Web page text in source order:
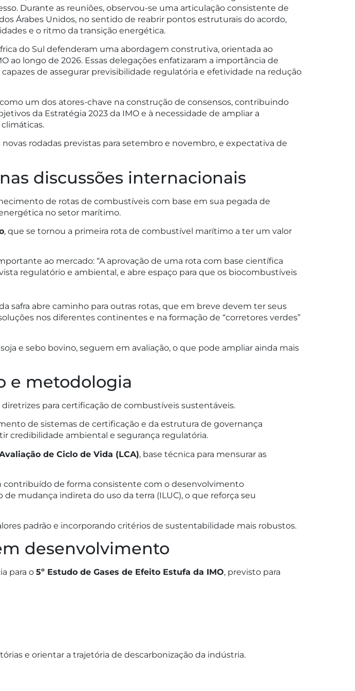
Durante as reuniões, observou-se uma articulação consistente de
Árabes Unidos, no sentido de reabrir pontos estruturais do acordo,
e o ritmo da transição energética.
do Sul defenderam uma abordagem construtiva, orientada ao
ao longo de 2026. Essas delegações enfatizaram a importância de
de assegurar previsibilidade regulatória e efetividade na redução
um dos atores-chave na construção de consensos, contribuindo
da Estratégia 2023 da IMO e à necessidade de ampliar a
rodadas previstas para setembro e novembro, e expectativa de
discussões internacionais
de rotas de combustíveis com base em sua pegada de
no setor marítimo.
, que se tornou a primeira rota de combustível marítimo a ter um valor
ao mercado: “A aprovação de uma rota com base científica
regulatório e ambiental, e abre espaço para que os biocombustíveis
safra abre caminho para outras rotas, que em breve devem ter seus
nos diferentes continentes e na formação de “corretores verdes”
e sebo bovino, seguem em avaliação, o que pode ampliar ainda mais
e metodologia
para certificação de combustíveis sustentáveis.
de sistemas de certificação e da estrutura de governança
credibilidade ambiental e segurança regulatória.
de Ciclo de Vida (LCA), base técnica para mensurar as
contribuído de forma consistente com o desenvolvimento
mudança indireta do uso da terra (ILUC), o que reforça seu
padrão e incorporando critérios de sustentabilidade mais robustos.
desenvolvimento
para o 5º Estudo de Gases de Efeito Estufa da IMO, previsto para
e orientar a trajetória de descarbonização da indústria.